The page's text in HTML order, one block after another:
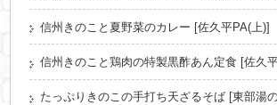
信州きのこと夏野菜のカレー [佐久平PA(上)]
信州きのこと鶏肉の特製黒酢あん定食 [佐久
たっぷりきのこの手打ち天ざるそば [東部湯